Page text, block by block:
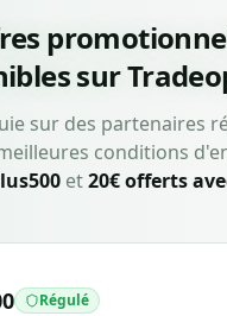
sur
sur des partenaires
conditions
et 20€ offerts
Régulé